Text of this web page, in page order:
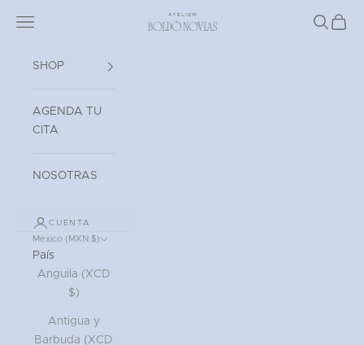
Atelier Boldó Novias
Abrir menú de navegación AbrirAbrir
SHOP
AGENDA TU
CITA
NOSOTRAS
CUENTA
México (MXN $)
País
Anguila (XCD
$)
Antigua y
Barbuda (XCD